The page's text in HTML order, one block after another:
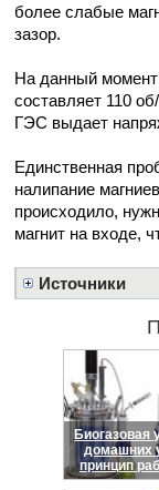
более слабые
зазор.
На данный момент
составляет 110
ГЭС выдает
Единственная
налипание
происходило,
магнит на входе,
Источники
Биогазовая
домашних
принцип